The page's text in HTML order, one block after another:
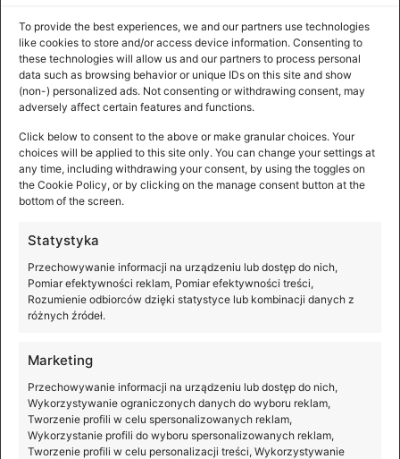
To provide the best experiences, we and our partners use technologies
like cookies to store and/or access device information. Consenting to
these technologies will allow us and our partners to process personal
data such as browsing behavior or unique IDs on this site and show
(non-) personalized ads. Not consenting or withdrawing consent, may
adversely affect certain features and functions.
Click below to consent to the above or make granular choices. Your
choices will be applied to this site only. You can change your settings at
any time, including withdrawing your consent, by using the toggles on
the Cookie Policy, or by clicking on the manage consent button at the
bottom of the screen.
Statystyka
Przechowywanie informacji na urządzeniu lub dostęp do nich,
Pomiar efektywności reklam, Pomiar efektywności treści,
Rozumienie odbiorców dzięki statystyce lub kombinacji danych z
różnych źródeł.
Marketing
Przechowywanie informacji na urządzeniu lub dostęp do nich,
Wykorzystywanie ograniczonych danych do wyboru reklam,
Tworzenie profili w celu spersonalizowanych reklam,
Wykorzystanie profili do wyboru spersonalizowanych reklam,
Tworzenie profili w celu personalizacji treści, Wykorzystywanie
6-8,8V
Zakres temperatury ładowania
5° do 40°C
0 - 40°C
6,4 godziny (W warunkach z idealnie wyważonym
gimbalem)